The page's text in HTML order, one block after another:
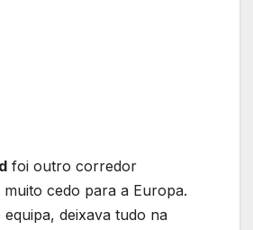
foi outro corredor
cedo para a Europa.
deixava tudo na